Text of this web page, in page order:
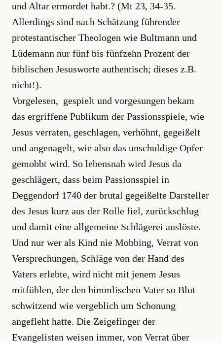
und Altar ermordet habt.? (Mt 23, 34-35.
Allerdings sind nach Schätzung führender
protestantischer Theologen wie Bultmann und
Lüdemann nur fünf bis fünfzehn Prozent der
biblischen Jesusworte authentisch; dieses z.B.
nicht!).
Vorgelesen, gespielt und vorgesungen bekam
das ergriffene Publikum der Passionsspiele, wie
Jesus verraten, geschlagen, verhöhnt, gegeißelt
und angenagelt, wie also das unschuldige Opfer
gemobbt wird. So lebensnah wird Jesus da
geschlägert, dass beim Passionsspiel in
Deggendorf 1740 der brutal gegeißelte Darsteller
des Jesus kurz aus der Rolle fiel, zurückschlug
und damit eine allgemeine Schlägerei auslöste.
Und nur wer als Kind nie Mobbing, Verrat von
Versprechungen, Schläge von der Hand des
Vaters erlebte, wird nicht mit jenem Jesus
mitfühlen, der den himmlischen Vater so Blut
schwitzend wie vergeblich um Schonung
angefleht hatte. Die Zeigefinger der
Evangelisten weisen immer, von Verrat über